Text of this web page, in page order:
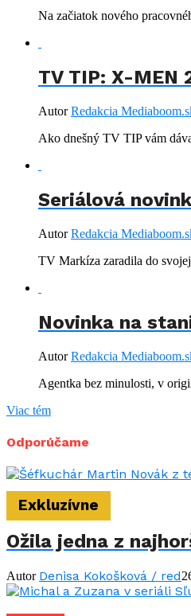
Na začiatok nového
TV TIP: X-
AutorRedakcia
Ako dnešný TV TIP vám
Seriálová
AutorRedakcia
TV Markíza zaradila do
Novinka na
AutorRedakcia
Agentka bez minulosti, v
Viac tém
Odporúčame
Exkluzívne
Ožila jedna z
Autor Denisa Kokošková / red